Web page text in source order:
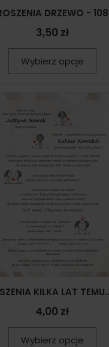
DRZEWO -
3,50 zł
Wybierz opcje
KILKA LAT
4,00 zł
Wybierz opcje